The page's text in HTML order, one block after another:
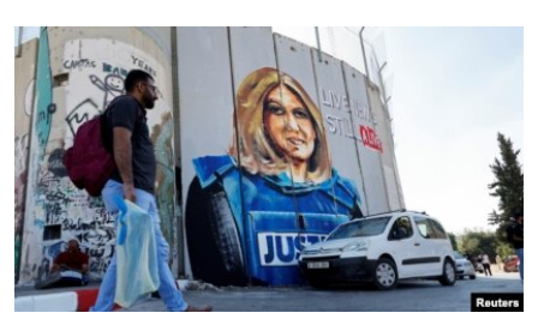
INFOGRAFIKE
KINA NA BALKANU
RSE PRIČE IZ SVIJETA
ISPRIČAJ MI
DNEVNO@RSE
SPECIJALI RSE
VIŠE OD NASLOVA
GENOCID U SREBRENICI
PRATITE NAS